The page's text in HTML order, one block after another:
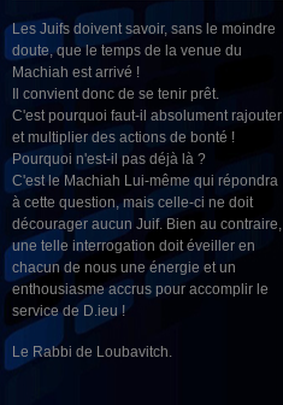
Les Juifs doivent savoir, sans le moindre
doute, que le temps de la venue du
Machiah est arrivé !
Il convient donc de se tenir prêt.
C'est pourquoi faut-il absolument rajouter
et multiplier des actions de bonté !
Pourquoi n'est-il pas déjà là ?
C'est le Machiah Lui-même qui répondra
à cette question, mais celle-ci ne doit
décourager aucun Juif. Bien au contraire,
une telle interrogation doit éveiller en
chacun de nous une énergie et un
enthousiasme accrus pour accomplir le
service de D.ieu !
Le Rabbi de Loubavitch.